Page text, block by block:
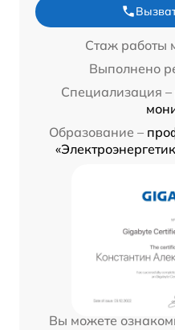
Стаж работы
Выполнено
Специализация –
Образование –
Вы можете